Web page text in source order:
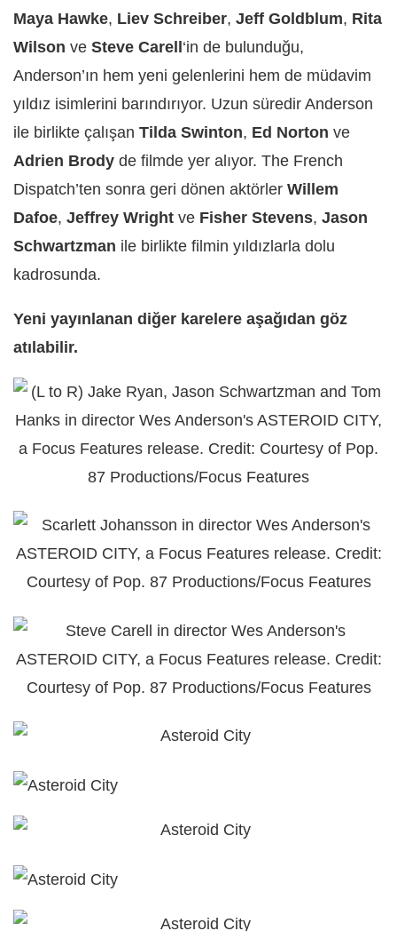
Maya Hawke, Liev Schreiber, Jeff Goldblum, Rita
Wilson ve Steve Carell‘in de bulunduğu,
Anderson’ın hem yeni gelenlerini hem de müdavim
yıldız isimlerini barındırıyor. Uzun süredir Anderson
ile birlikte çalışan Tilda Swinton, Ed Norton ve
Adrien Brody de filmde yer alıyor. The French
Dispatch’ten sonra geri dönen aktörler Willem
Dafoe, Jeffrey Wright ve Fisher Stevens, Jason
Schwartzman ile birlikte filmin yıldızlarla dolu
kadrosunda.
Yeni yayınlanan diğer karelere aşağıdan göz
atılabilir.